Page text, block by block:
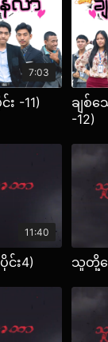
7:03
-11)
ချစ်
-12)
11:40
း4) သူတို့လ